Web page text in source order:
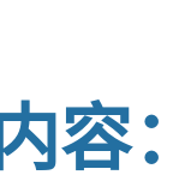
容：